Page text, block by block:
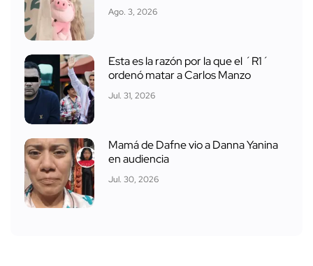
Ago. 3, 2026
Esta es la razón por la que el ´R1´
ordenó matar a Carlos Manzo
Jul. 31, 2026
Mamá de Dafne vio a Danna Yanina
en audiencia
Jul. 30, 2026